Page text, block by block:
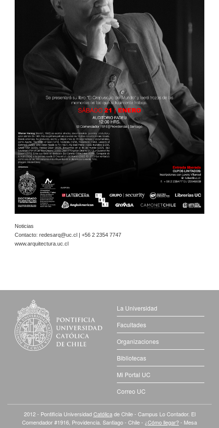
Noticias
Contacto: redesarq@uc.cl
| +56 2 2354 7747
www.arquitectura.uc.cl
La Universidad
Facultades
Organizaciones
Bibliotecas
Mi Portal UC
Correo UC
2012 - Pontificia UniversidadCatólicade Chile - Campus Lo Contador. El
Comendador #1916, Providencia. Santiago - Chile - ¿Cómo llegar?- Mesa